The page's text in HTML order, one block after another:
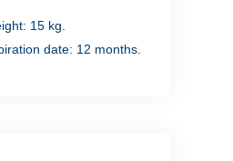
15 kg.
date: 12 months.